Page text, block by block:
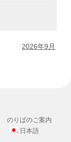
2026年9月
のりばのご案内
日本語